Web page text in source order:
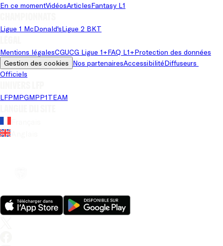
En ce momentVidéosArticlesFantasy L1
Ligue 1 McDonald'sLigue 2 BKT
Mentions légalesCGUCG Ligue 1+FAQ L1+Protection des données
Gestion des cookies Nos partenairesAccessibilitéDiffuseurs
Officiels
LFPMPGMPP1TEAM